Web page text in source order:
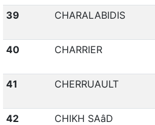
39 CHARALABIDIS
40 CHARRIER
41 CHERRUAULT
42 CHIKH SAâD